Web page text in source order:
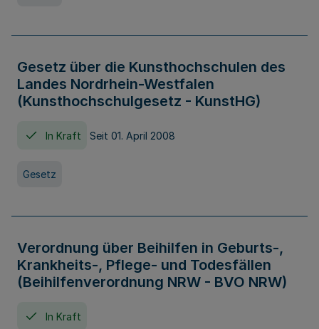
Gesetz über die Kunsthochschulen des
Landes Nordrhein-Westfalen
(Kunsthochschulgesetz - KunstHG)
In Kraft Seit 01. April 2008
Gesetz
Verordnung über Beihilfen in Geburts-,
Krankheits-, Pflege- und Todesfällen
(Beihilfenverordnung NRW - BVO NRW)
In Kraft